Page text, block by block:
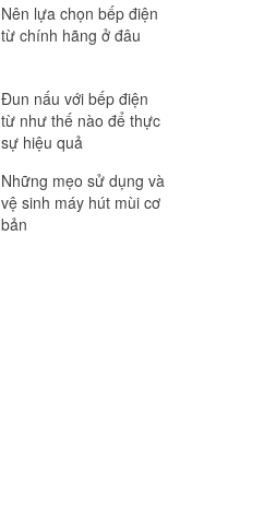
Nên lựa chọn bếp điện
từ chính hãng ở đâu
Đun nấu với bếp điện
từ như thế nào để thực
sự hiệu quả
Những mẹo sử dụng và
vệ sinh máy hút mùi cơ
bản